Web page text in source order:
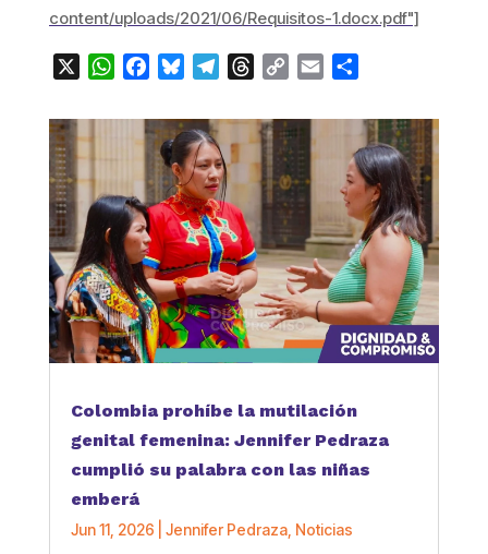
content/uploads/2021/06/Requisitos-1.docx.pdf"]
WhatsApp
FacebookBlueskyTelegramThreads
Copy Email
Colombia prohíbe la mutilación
genital femenina: Jennifer Pedraza
cumplió su palabra con las niñas
emberá
Jun 11, 2026 Jennifer Pedraza, Noticias